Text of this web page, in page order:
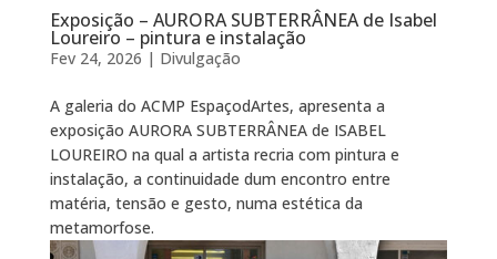
Exposição – AURORA SUBTERRÂNEA de Isabel
Loureiro – pintura e instalação
Fev 24, 2026 | Divulgação
A galeria do ACMP EspaçodArtes, apresenta a
exposição AURORA SUBTERRÂNEA de ISABEL
LOUREIRO na qual a artista recria com pintura e
instalação, a continuidade dum encontro entre
matéria, tensão e gesto, numa estética da
metamorfose.